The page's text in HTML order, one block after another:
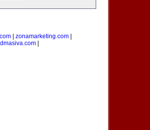
| zonamarketing.com|
|